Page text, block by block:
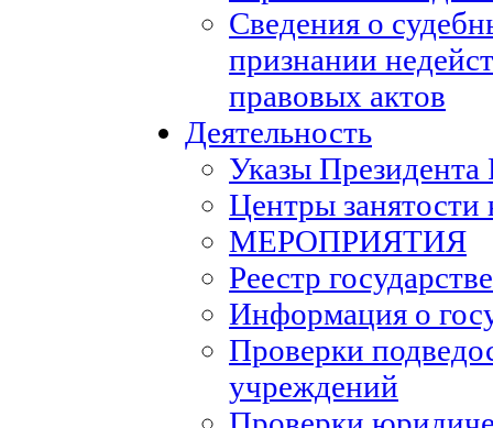
Сведения о
признании
правовых актов
Деятельность
Указы
Центры занятости
МЕРОПРИЯТИЯ
Реестр
Информация о
Проверки
учреждений